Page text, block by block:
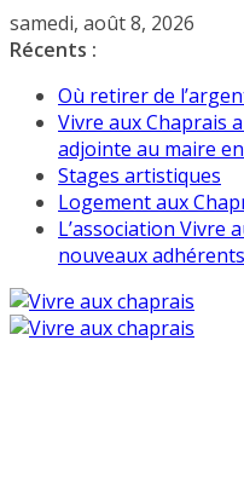
Passer
au
samedi, août 8, 2026
Récents :
Où retirer de
Vivre aux Chaprais
adjointe au maire
Stages artistiques
Logement aux
L’association Vivre
nouveaux adhérents